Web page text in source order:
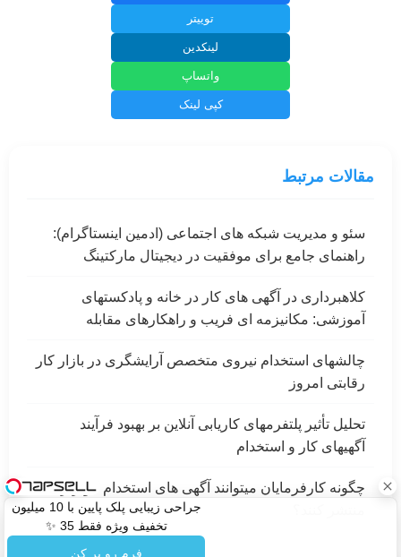
توییتر
لینکدین
واتساپ
کپی لینک
مقالات مرتبط
سئو و مدیریت شبکه های اجتماعی (ادمین اینستاگرام):
راهنمای جامع برای موفقیت در دیجیتال مارکتینگ
کلاهبرداری در آگهی های کار در خانه و پادکستهای
آموزشی: مکانیزمه ای فریب و راهکارهای مقابله
چالشهای استخدام نیروی متخصص آرایشگری در بازار کار
رقابتی امروز
تحلیل تأثیر پلتفرمهای کاریابی آنلاین بر بهبود فرآیند
آگهیهای کار و استخدام
چگونه کارفرمایان میتوانند آگهی های استخدام مؤثرتری
جراحی زیبایی پلک پایین با 10 میلیون
تخفیف ویژه فقط 35 ✨
فرم رو پر کن